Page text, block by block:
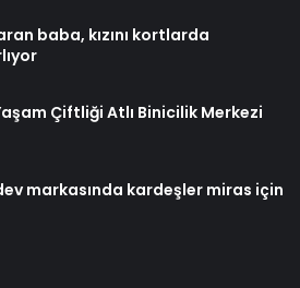
baba, kızını kortlarda
Çiftliği Atlı Binicilik Merkezi
markasında kardeşler miras için